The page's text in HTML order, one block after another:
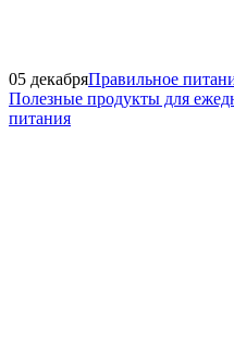
05 декабряПравильное
Полезные продукты для
питания